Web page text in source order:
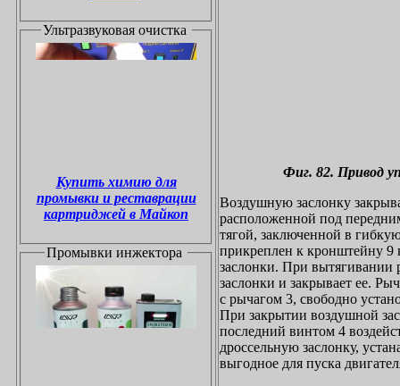
Ультразвуковая очистка
Купить химию для
промывки и реставрации
картриджей в Майкоп
Промывки инжектора
Фиг. 82. Привод
Воздушную заслонку
расположенной под
тягой, заключенной в
прикреплен к кронштейну 9
заслонки. При вытягивании
заслонки и закрывает ее.
с рычагом 3, свободно
При закрытии воздушной
последний винтом 4
дроссельную заслонку,
выгодное для пуска